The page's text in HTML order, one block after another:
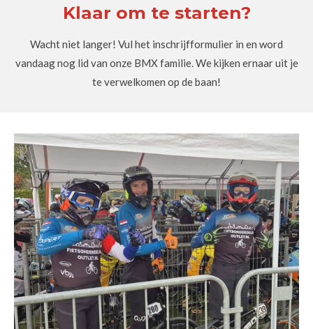
Klaar om te starten?
Wacht niet langer! Vul het inschrijfformulier in en word
vandaag nog lid van onze BMX familie. We kijken ernaar uit je
te verwelkomen op de baan!